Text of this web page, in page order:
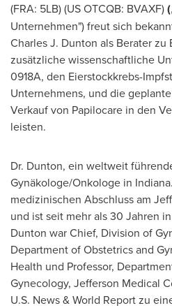
(FRA: 5LB) (US OTCQB: BVAXF)(
Unternehmen") freut sich
Charles J. Dunton als Berater zu
zusätzliche wissenschaftliche
0918A, den Eierstockkrebs-
Unternehmens, und die
Verkauf von Papilocare in den
leisten.
Dr. Dunton, ein weltweit
Gynäkologe/Onkologe in Indiana
medizinischen Abschluss am
und ist seit mehr als 30 Jahren
Dunton war Chief, Division of
Department of Obstetrics and
Health und Professor,
Gynecology, Jefferson Medical
U.S. News & World Report zu